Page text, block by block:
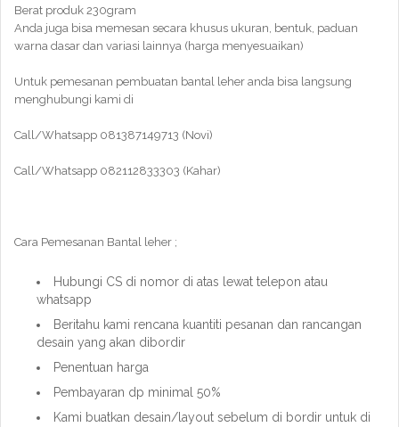
Berat produk 230gram
Anda juga bisa memesan secara khusus ukuran, bentuk, paduan
warna dasar dan variasi lainnya (harga menyesuaikan)
Untuk pemesanan pembuatan bantal leher anda bisa langsung
menghubungi kami di
Call/Whatsapp 081387149713 (Novi)
Call/Whatsapp 082112833303 (Kahar)
Cara Pemesanan Bantal leher ;
Hubungi CS di nomor di atas lewat telepon atau
whatsapp
Beritahu kami rencana kuantiti pesanan dan rancangan
desain yang akan dibordir
Penentuan harga
Pembayaran dp minimal 50%
Kami buatkan desain/layout sebelum di bordir untuk di